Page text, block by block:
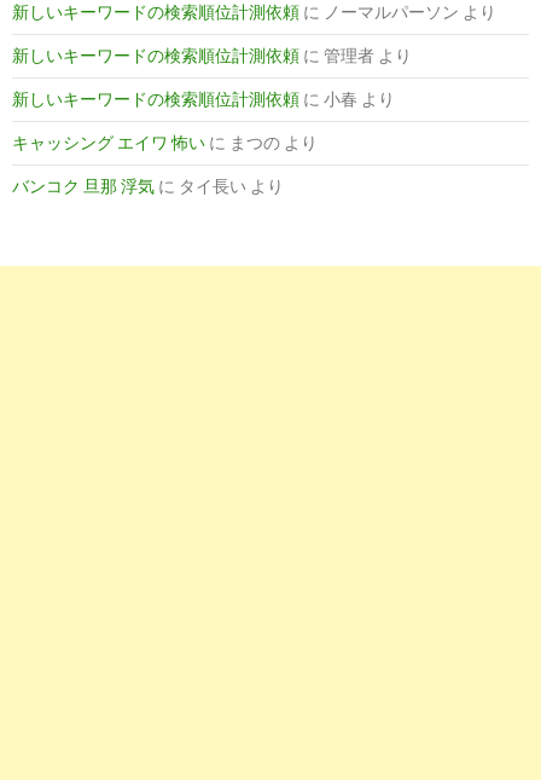
r-yakuzaishi.net
/premier/naoko/薬剤師がドラッ
グストアに転職するメリット/
調剤未経験の薬剤師の転職先はドラッグストアがい
い！？ドラッグストア ...
新しいキーワードの検索順位計測依頼 に ノーマルパーソン より
新しいキーワードの検索順位計測依頼 に 管理者 より
新しいキーワードの検索順位計測依頼 に 小春 より
キャッシング エイワ 怖い に まつの より
バンコク 旦那 浮気 に タイ長い より